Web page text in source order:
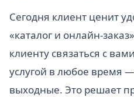
Сегодня клиент ценит
«каталог и онлайн-
клиенту связаться с
услугой в любое время
выходные. Это решает